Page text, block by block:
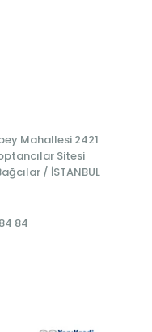
Mahallesi 2421
Sitesi
/ İSTANBUL
84